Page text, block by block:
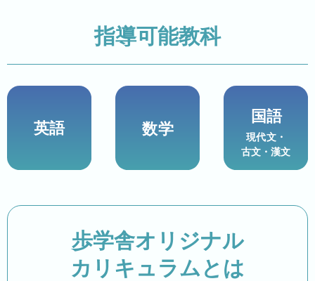
指導可能教科
歩学舎オリジナル
カリキュラムとは